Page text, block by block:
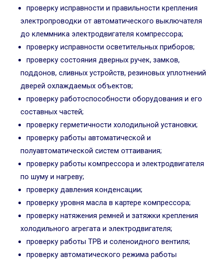
проверку исправности и правильности крепления
электропроводки от автоматического выключателя
до клеммника электродвигателя компрессора;
проверку исправности осветительных приборов;
проверку состояния дверных ручек, замков,
поддонов, сливных устройств, резиновых уплотнений
дверей охлаждаемых объектов;
проверку работоспособности оборудования и его
составных частей;
проверку герметичности холодильной установки;
проверку работы автоматической и
полуавтоматической систем оттаивания;
проверку работы компрессора и электродвигателя
по шуму и нагреву;
проверку давления конденсации;
проверку уровня масла в картере компрессора;
проверку натяжения ремней и затяжки крепления
холодильного агрегата и электродвигателя;
проверку работы ТРВ и соленоидного вентиля;
проверку автоматического режима работы